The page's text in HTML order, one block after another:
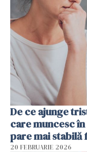
De ce ajunge
care muncesc
pare mai stabilă
20 FEBRUARIE 2026